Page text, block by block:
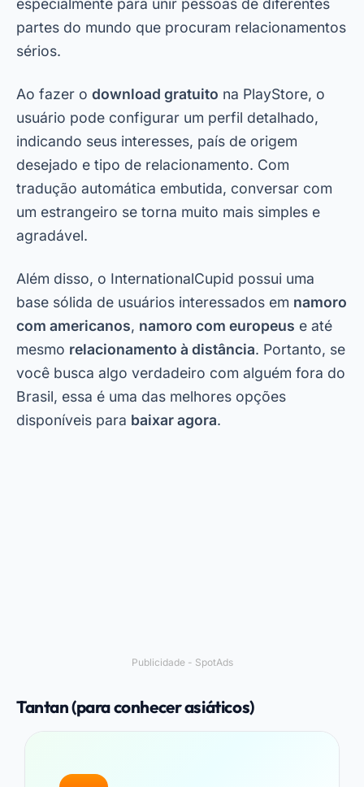
especialmente para unir pessoas de diferentes
partes do mundo que procuram relacionamentos
sérios.
Ao fazer o download gratuito na PlayStore, o
usuário pode configurar um perfil detalhado,
indicando seus interesses, país de origem
desejado e tipo de relacionamento. Com
tradução automática embutida, conversar com
um estrangeiro se torna muito mais simples e
agradável.
Além disso, o InternationalCupid possui uma
base sólida de usuários interessados em namoro
com americanos, namoro com europeus e até
mesmo relacionamento à distância. Portanto, se
você busca algo verdadeiro com alguém fora do
Brasil, essa é uma das melhores opções
disponíveis para baixar agora.
Publicidade - SpotAds
Tantan (para conhecer asiáticos)